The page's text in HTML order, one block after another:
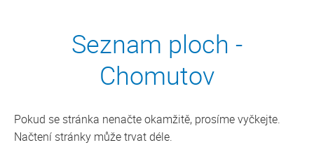
Seznam ploch -
Chomutov
Pokud se stránka nenačte okamžitě, prosíme vyčkejte.
Načtení stránky může trvat déle.